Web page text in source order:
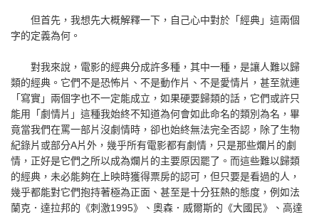
但首先，我想先大概解釋一下，自己心中對於「經典」這兩個
字的定義為何。
對我來說，電影的經典分成許多種，其中一種，是讓人難以歸
類的經典。它們不是恐怖片、不是動作片、不是愛情片，甚至就連
「寫實」兩個字也不一定能成立，如果硬要歸類的話，它們或許只
能用「劇情片」這種我始終不知道為何會如此命名的類別為名，畢
竟當我們在罵一部片沒劇情時，卻也始終無法完全否認，除了生物
紀錄片或部分A片外，幾乎所有電影都有劇情，只是那些爛片的劇
情，正好是它們之所以成為爛片的主要原因罷了。而這些難以歸類
的經典，未必能夠在上映時獲得票房的認可，但只要是看過的人，
幾乎都能對它們抱持著極為正面、甚至是十分狂熱的態度，例如法
蘭克．達拉邦的《刺激1995》、奧森．威爾斯的《大國民》、高達